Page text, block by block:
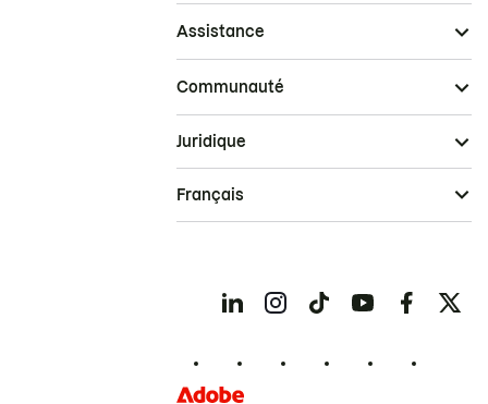
Assistance
Communauté
Juridique
Français